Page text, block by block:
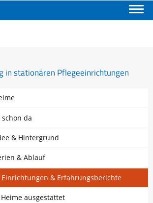
in stationären Pflegeeinrichtungen
da
& Hintergrund
& Ablauf
& Erfahrungsberichte
ausgestattet